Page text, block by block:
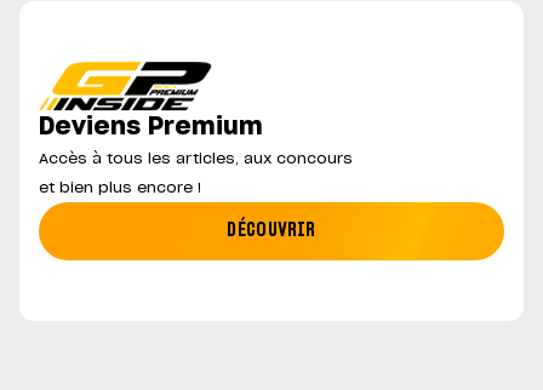
Deviens Premium
Accès à tous les articles, aux concours
et bien plus encore !
DÉCOUVRIR